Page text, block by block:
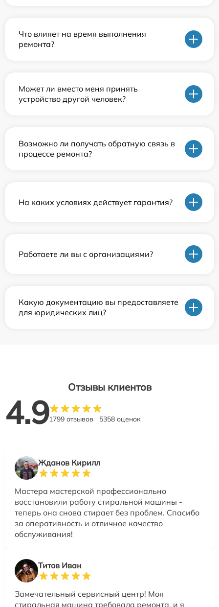
Что влияет на время выполнения
ремонта?
Может ли вместо меня принять
устройство другой человек?
Возможно ли получать обратную связь в
процессе ремонта?
На каких условиях действует гарантия?
Работаете ли вы с организациями?
Какую документацию вы предоставляете
для юридических лиц?
Отзывы клиентов
4.91799 отзывов 5358 оценок
Жданов Кирилл
Мастера мастерской профессионально
восстановили работу стиральной машины -
теперь она снова стирает без проблем. Спасибо
за оперативность и отличное качество
обслуживания!
Титов Иван
Замечательный сервисный центр! Моя
стиральная машина требовала ремонта, и я